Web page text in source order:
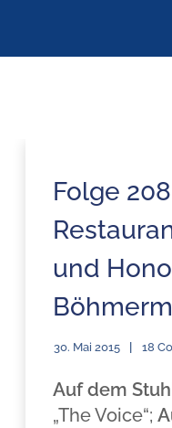
Folge
und
30. Mai 2015 18
Auf dem
„The Voice“;